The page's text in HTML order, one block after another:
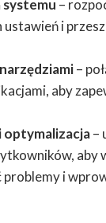
systemu –
i
–
aby
optymalizacja–
aby
i